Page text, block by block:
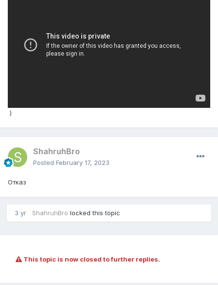
)
ShahruhBro
Posted February 17, 2023
Отказ
3 yr ShahruhBro locked this topic
This topic is now closed to further replies.